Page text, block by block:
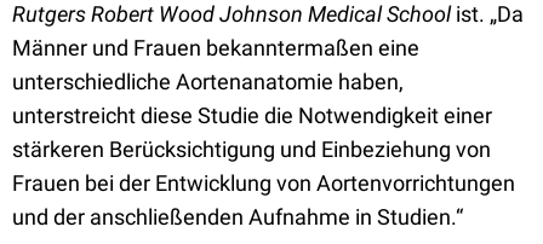
Rutgers Robert Wood Johnson Medical Schoolist. „Da
Männer und Frauen bekanntermaßen eine
unterschiedliche Aortenanatomie haben,
unterstreicht diese Studie die Notwendigkeit einer
stärkeren Berücksichtigung und Einbeziehung von
Frauen bei der Entwicklung von Aortenvorrichtungen
und der anschließenden Aufnahme in Studien.“